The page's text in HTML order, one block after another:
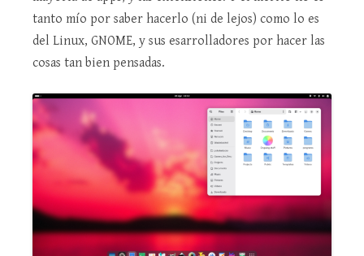
tanto mío por saber hacerlo (ni de lejos) como lo es
del Linux, GNOME, y sus esarrolladores por hacer las
cosas tan bien pensadas.